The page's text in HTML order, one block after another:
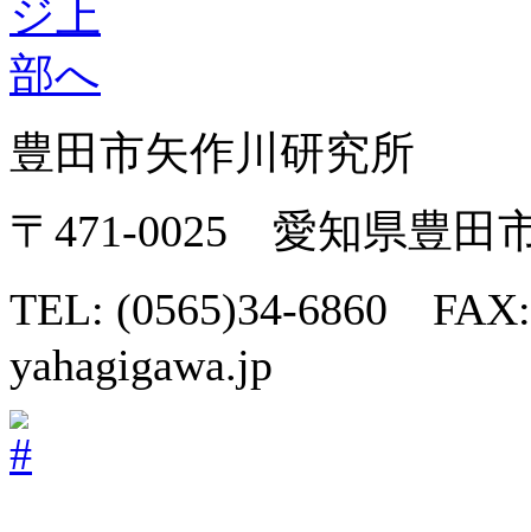
豊田市矢作川研究所
〒471-0025 愛知県豊田
TEL: (0565)34-6860
yahagigawa.jp